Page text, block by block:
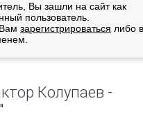
Вы зашли на сайт как
пользователь.
зарегистрироваться либо
Колупаев -